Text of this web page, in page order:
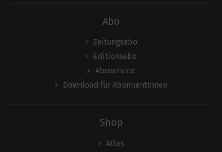
Abo
Zeitungsabo
Editionsabo
Aboservice
Download für AbonnentInnen
Shop
Atlas